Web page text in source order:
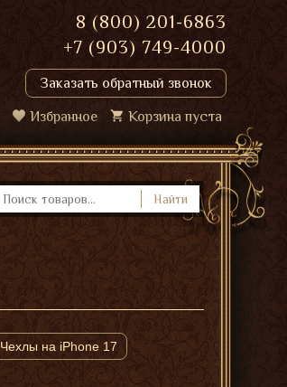
8 (800) 201-6863
+7 (903) 749-4000
Заказать обратный звонок
Избранное Корзина пуста
Найти
Чехлы на iPhone 17